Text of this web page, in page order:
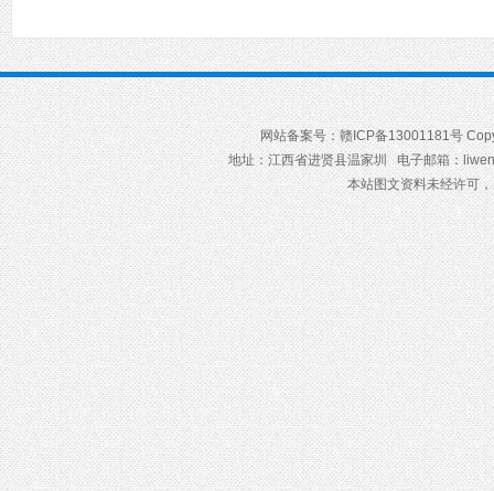
网站备案号：赣ICP备13001181号
地址：江西省进贤县温家圳 电子邮箱：
本站图文资料未经许可